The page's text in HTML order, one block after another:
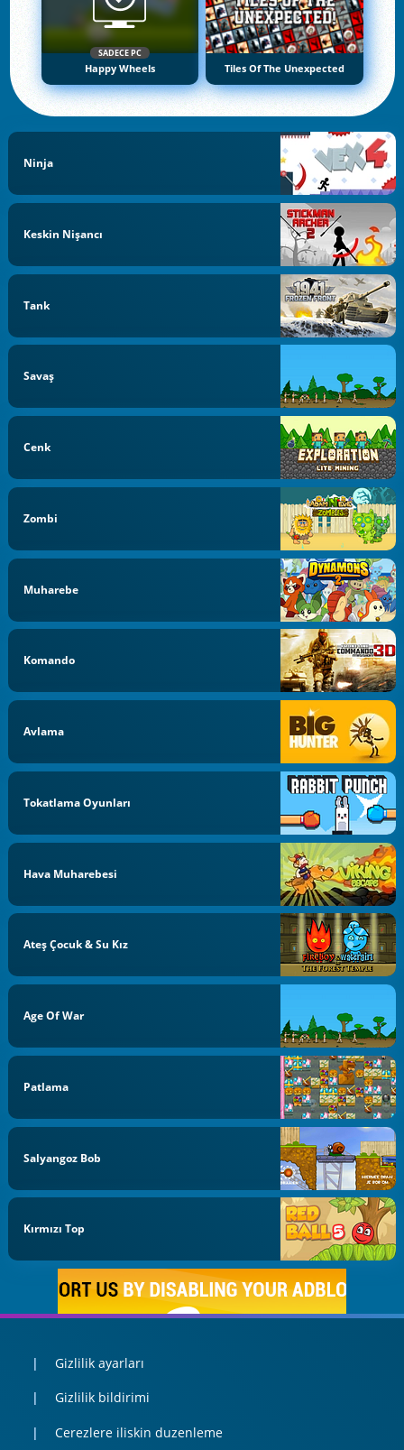
SADECE PC
Happy Wheels Tiles Of The Unexpected
Ninja
Keskin Nişancı
Tank
Savaş
Cenk
Zombi
Muharebe
Komando
Avlama
Tokatlama Oyunları
Hava Muharebesi
Ateş Çocuk & Su Kız
Age Of War
Patlama
Salyangoz Bob
Kırmızı Top
Gizlilik ayarları
Gizlilik bildirimi
Cerezlere iliskin duzenleme